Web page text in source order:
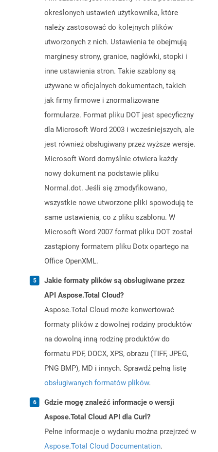
określonych ustawień użytkownika, które
należy zastosować do kolejnych plików
utworzonych z nich. Ustawienia te obejmują
marginesy strony, granice, nagłówki, stopki i
inne ustawienia stron. Takie szablony są
używane w oficjalnych dokumentach, takich
jak firmy firmowe i znormalizowane
formularze. Format pliku DOT jest specyficzny
dla Microsoft Word 2003 i wcześniejszych, ale
jest również obsługiwany przez wyższe wersje.
Microsoft Word domyślnie otwiera każdy
nowy dokument na podstawie pliku
Normal.dot. Jeśli się zmodyfikowano,
wszystkie nowe utworzone pliki spowodują te
same ustawienia, co z pliku szablonu. W
Microsoft Word 2007 format pliku DOT został
zastąpiony formatem pliku Dotx opartego na
Office OpenXML.
Jakie formaty plików są obsługiwane przez
API Aspose.Total Cloud?
Aspose.Total Cloud może konwertować
formaty plików z dowolnej rodziny produktów
na dowolną inną rodzinę produktów do
formatu PDF, DOCX, XPS, obrazu (TIFF, JPEG,
PNG BMP), MD i innych. Sprawdź pełną listę
obsługiwanych formatów plików.
Gdzie mogę znaleźć informacje o wersji
Aspose.Total Cloud API dla Curl?
Pełne informacje o wydaniu można przejrzeć w
Aspose.Total Cloud Documentation.